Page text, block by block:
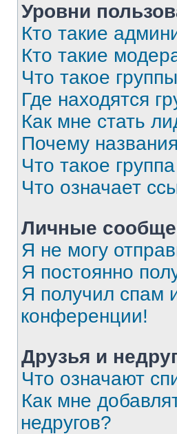
Уровни
Кто такие
Кто такие
Что такое
Где находятся
Как мне стать
Почему
Что такое
Что означает
Личные
Я не могу
Я постоянно
Я получил спам
конференции!
Друзья и
Что означают
Как мне
недругов?